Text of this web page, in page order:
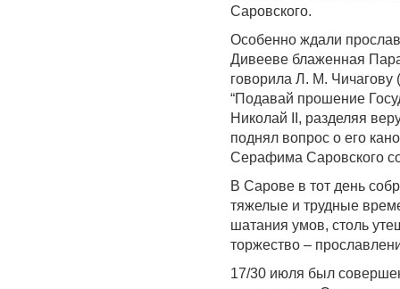
Саровского.
Особенно ждали
Дивееве блаженная
говорила Л. М.
“Подавай прошение
Николай II, разделяя
поднял вопрос о его
Серафима Саровского
В Сарове в тот день
тяжелые и трудные
шатания умов, столь
торжество –
17/30 июля был